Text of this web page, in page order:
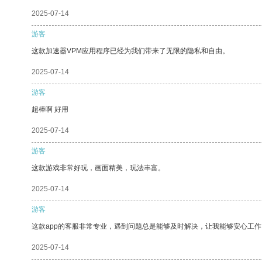
2025-07-14
游客
这款加速器VPM应用程序已经为我们带来了无限的隐私和自由。
2025-07-14
游客
超棒啊 好用
2025-07-14
游客
这款游戏非常好玩，画面精美，玩法丰富。
2025-07-14
游客
这款app的客服非常专业，遇到问题总是能够及时解决，让我能够安心工
2025-07-14